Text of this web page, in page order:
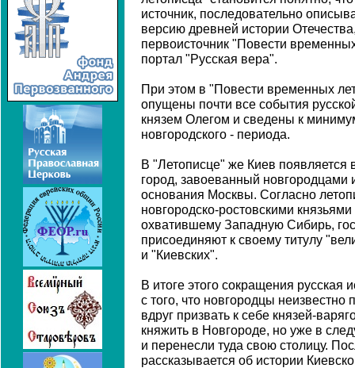
источник, последовательно
версию древней истории
первоисточник "Повести
портал "Русская вера".
При этом в "Повести временных
опущены почти все события
князем Олегом и сведены к
новгородского - периода.
В "Летописце" же Киев появляется
город, завоеванный новгородцами
основания Москвы. Согласно
новгородско-ростовскими
охватившему Западную Сибирь,
присоединяют к своему титулу
и "Киевских".
В итоге этого сокращения русская
с того, что новгородцы
вдруг призвать к себе князей-
княжить в Новгороде, но уже в
и перенесли туда свою столицу.
рассказывается об истории